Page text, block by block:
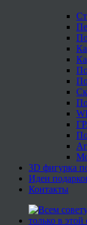
3D фигурка
Идеи
Контакты